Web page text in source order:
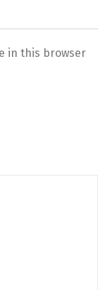
in this browser